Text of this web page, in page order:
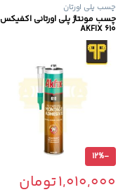
چسب پلی اورتان
چسب مونتاژ پلی اورتانی اکفیکس
610 AKFIX
-
12%
1,010,000تومان